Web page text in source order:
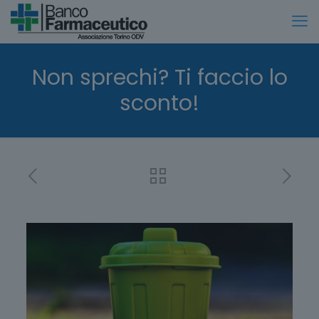
Non sprechi? Ti faccio lo
sconto!